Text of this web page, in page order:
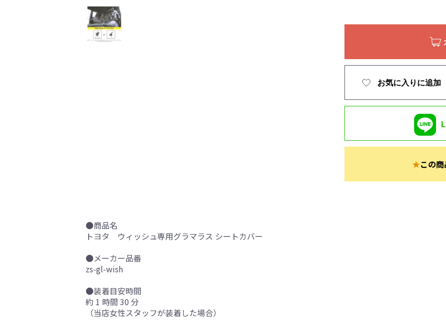
お気に入りに追加
★この
●商品名
トヨタ ウィッシュ専用グラマラス シートカバー
●メーカー品番
zs-gl-wish
●装着目安時間
約 1 時間 30 分
（当店女性スタッフが装着した場合）